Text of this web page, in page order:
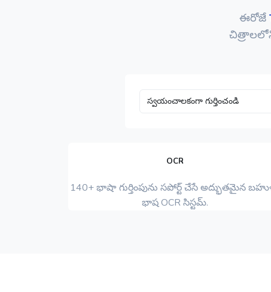
ఈరోజే
OCR
140+ భాషా గుర్తింపును సపోర్ట్ చేసే అద్భుతమైన
భాష OCR సిస్టమ్.